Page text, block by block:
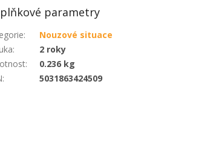
parametry
:
Nouzové situace
:
2 roky
:
0.236 kg
: 5031863424509